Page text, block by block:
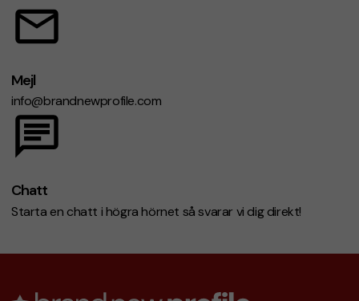
Mejl
info@brandnewprofile.com
Chatt
Starta en chatt i högra hörnet så svarar vi dig direkt!